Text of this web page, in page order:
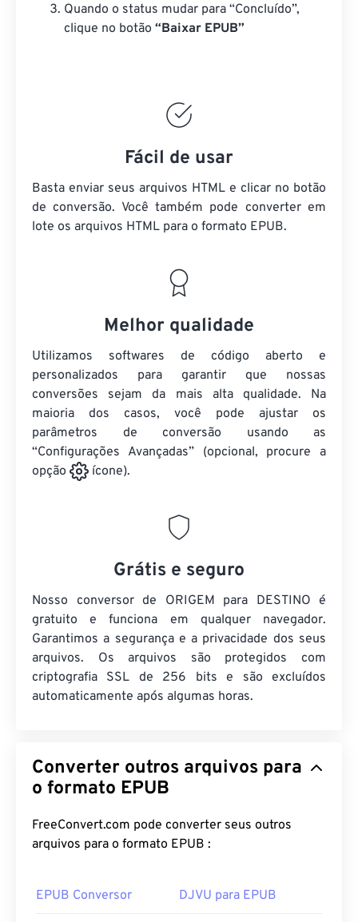
Quando o status mudar para “Concluído”,
clique no botão “Baixar EPUB”
Fácil de usar
Basta enviar seus arquivos HTML e clicar no botão
de conversão. Você também pode converter em
lote os arquivos HTML para o formato EPUB.
Melhor qualidade
Utilizamos softwares de código aberto e
personalizados para garantir que nossas
conversões sejam da mais alta qualidade. Na
maioria dos casos, você pode ajustar os
parâmetros de conversão usando as
“Configurações Avançadas” (opcional, procure a
opção
ícone).
Grátis e seguro
Nosso conversor de ORIGEM para DESTINO é
gratuito e funciona em qualquer navegador.
Garantimos a segurança e a privacidade dos seus
arquivos. Os arquivos são protegidos com
criptografia SSL de 256 bits e são excluídos
automaticamente após algumas horas.
Converter outros arquivos para
o formato EPUB
FreeConvert.com pode converter seus outros
arquivos para o formato EPUB :
EPUB Conversor DJVU para EPUB